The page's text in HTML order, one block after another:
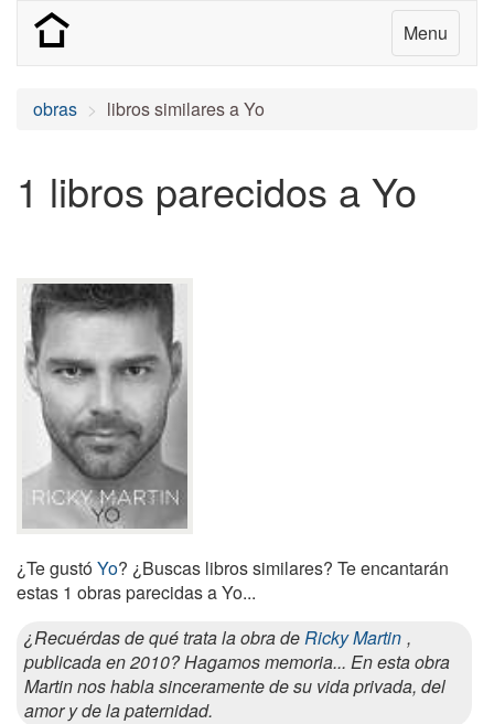
Menu
obras libros similares a Yo
1 libros parecidos a Yo
¿Te gustóYo? ¿Buscas libros similares? Te encantarán
estas 1 obras parecidas a Yo...
¿Recuérdas de qué trata la obra deRicky Martin ,
publicada en 2010? Hagamos memoria... En esta obra
Martin nos habla sinceramente de su vida privada, del
amor y de la paternidad.